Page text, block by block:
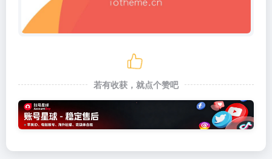
若有收获，就点个赞吧